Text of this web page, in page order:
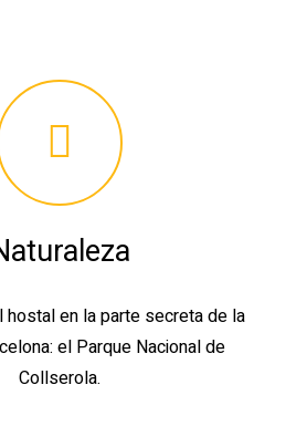
en la parte secreta de la
el Parque Nacional de
Collserola.